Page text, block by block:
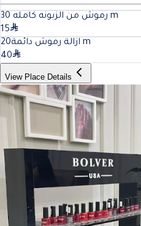
رموش من الزبونه كامله 30
m
15
ازالة رموش دائمة20
m
40
View Place Details